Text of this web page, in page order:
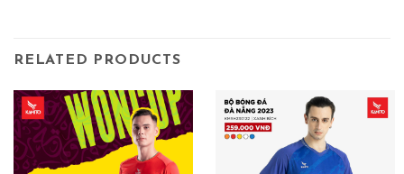
RELATED PRODUCTS